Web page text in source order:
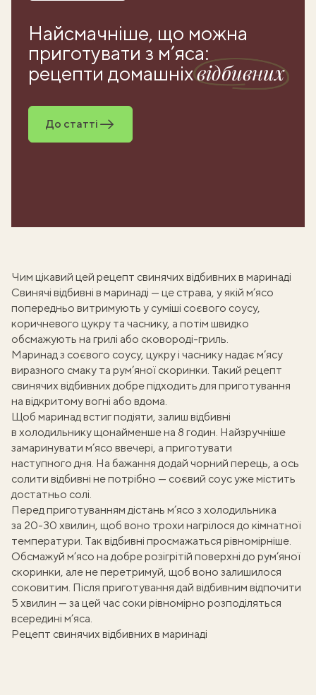
Найсмачніше, що можна
приготувати з м’яса:
рецепти домашніхвідбивних
До статті
Чим цікавий цей рецепт свинячих відбивних в маринаді
Свинячі відбивні в маринаді — це страва, у якій м’ясо
попередньо витримують у суміші соєвого соусу,
коричневого цукру та часнику, а потім швидко
обсмажують на грилі або сковороді-гриль.
Маринад з соєвого соусу, цукру і часнику надає м’ясу
виразного смаку та рум’яної скоринки. Такий рецепт
свинячих відбивнихдобре підходить для приготування
на відкритому вогні або вдома.
Щоб маринад встиг подіяти, залиш відбивні
в холодильнику щонайменше на 8 годин. Найзручніше
замаринувати м’ясо ввечері, а приготувати
наступного дня. На бажання додай чорний перець, а ось
солити відбивні не потрібно — соєвий соус уже містить
достатньо солі.
Перед приготуванням дістань м’ясо з холодильника
за 20-30 хвилин, щоб воно трохи нагрілося до кімнатної
температури. Так відбивні просмажаться рівномірніше.
Обсмажуй м’ясо на добре розігрітій поверхні до рум’яної
скоринки, але не перетримуй, щоб воно залишилося
соковитим. Після приготування дай відбивним відпочити
5 хвилин — за цей час соки рівномірно розподіляться
всередині м’яса.
Рецепт свинячих відбивних в маринаді